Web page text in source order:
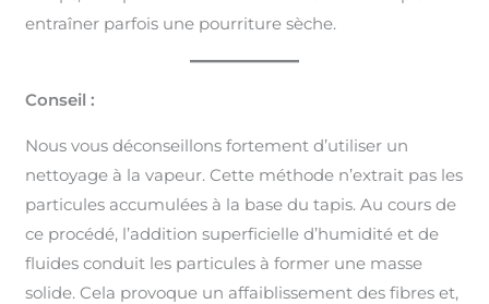
entraîner parfois une pourriture sèche.
Conseil :
Nous vous déconseillons fortement d’utiliser un
nettoyage à la vapeur. Cette méthode n’extrait pas les
particules accumulées à la base du tapis. Au cours de
ce procédé, l’addition superficielle d’humidité et de
fluides conduit les particules à former une masse
solide. Cela provoque un affaiblissement des fibres et,